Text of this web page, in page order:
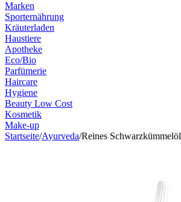
Marken
Sporternährung
Kräuterladen
Haustiere
Apotheke
Eco/Bio
Parfümerie
Haircare
Hygiene
Beauty Low Cost
Kosmetik
Make-up
Startseite/Ayurveda/Reines Schwarzkümmelöl